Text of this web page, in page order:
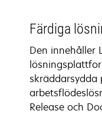
Färdiga
Den innehåller
skräddarsydda
Release och